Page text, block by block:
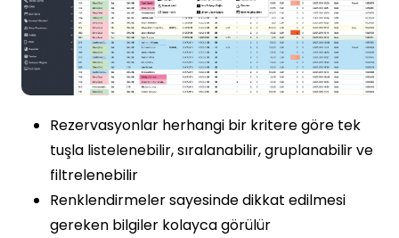
Rezervasyonlar herhangi bir kritere göre tek
tuşla listelenebilir, sıralanabilir, gruplanabilir ve
filtrelenebilir
Renklendirmeler sayesinde dikkat edilmesi
gereken bilgiler kolayca görülür